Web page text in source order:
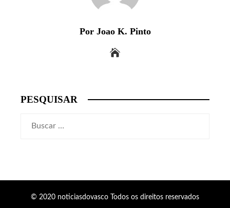
Por Joao K. Pinto
PESQUISAR
© 2020 noticiasdovasco Todos os direitos reservados